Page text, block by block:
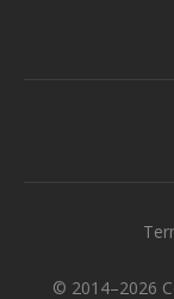
© 2014–2026